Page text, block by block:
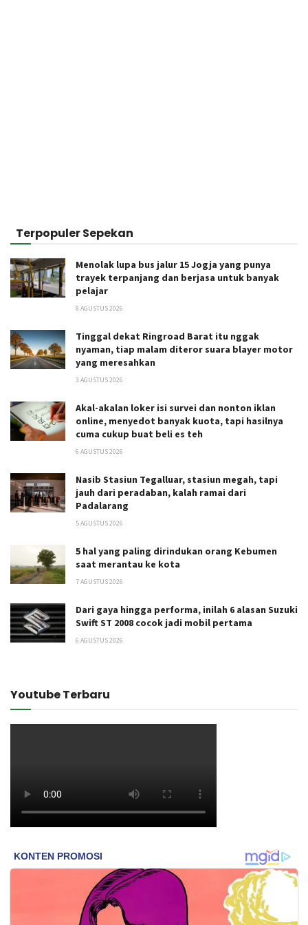
Terpopuler Sepekan
Menolak lupa bus jalur 15 Jogja yang punya
trayek terpanjang dan berjasa untuk banyak
pelajar
8 AGUSTUS 2026
Tinggal dekat Ringroad Barat itu nggak
nyaman, tiap malam diteror suara blayer motor
yang meresahkan
3 AGUSTUS 2026
Akal-akalan loker isi survei dan nonton iklan
online, menyedot banyak kuota, tapi hasilnya
cuma cukup buat beli es teh
6 AGUSTUS 2026
Nasib Stasiun Tegalluar, stasiun megah, tapi
jauh dari peradaban, kalah ramai dari
Padalarang
5 AGUSTUS 2026
5 hal yang paling dirindukan orang Kebumen
saat merantau ke kota
7 AGUSTUS 2026
Dari gaya hingga performa, inilah 6 alasan Suzuki
Swift ST 2008 cocok jadi mobil pertama
6 AGUSTUS 2026
Youtube Terbaru